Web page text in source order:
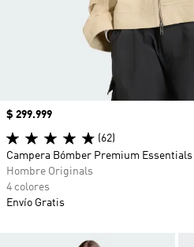
Precio
$ 299.999
(62)
Campera Bómber Premium Essentials
Hombre Originals
4 colores
Envío Gratis